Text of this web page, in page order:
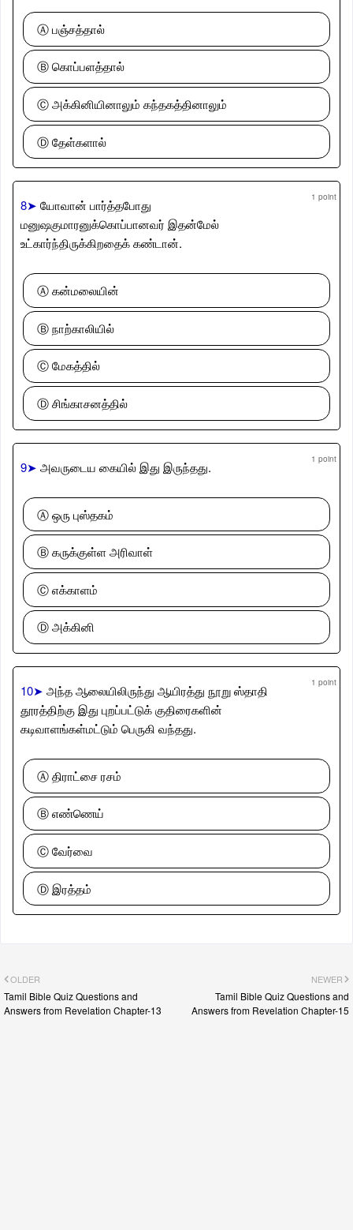
Ⓐ பஞ்சத்தால்
Ⓑ கொப்பளத்தால்
Ⓒ அக்கினியினாலும் கந்தகத்தினாலும்
Ⓓ தேள்களால்
8➤ யோவான் பார்த்தபோது
மனுஷகுமாரனுக்கொப்பானவர் இதன்மேல்
உட்கார்ந்திருக்கிறதைக் கண்டான்.
1 point
Ⓐ கன்மலையின்
Ⓑ நாற்காலியில்
Ⓒ மேகத்தில்
Ⓓ சிங்காசனத்தில்
9➤ அவருடைய கையில் இது இருந்தது. 1 point
Ⓐ ஒரு புஸ்தகம்
Ⓑ கருக்குள்ள அரிவாள்
Ⓒ எக்காளம்
Ⓓ அக்கினி
10➤ அந்த ஆலையிலிருந்து ஆயிரத்து நூறு ஸ்தாதி
தூரத்திற்கு இது புறப்பட்டுக் குதிரைகளின்
கடிவாளங்கள்மட்டும் பெருகி வந்தது.
1 point
Ⓐ திராட்சை ரசம்
Ⓑ எண்ணெய்
Ⓒ வேர்வை
Ⓓ இரத்தம்
NEWER
Tamil Bible Quiz Questions and
Answers from Revelation Chapter-15
OLDER
Tamil Bible Quiz Questions and
Answers from Revelation Chapter-13